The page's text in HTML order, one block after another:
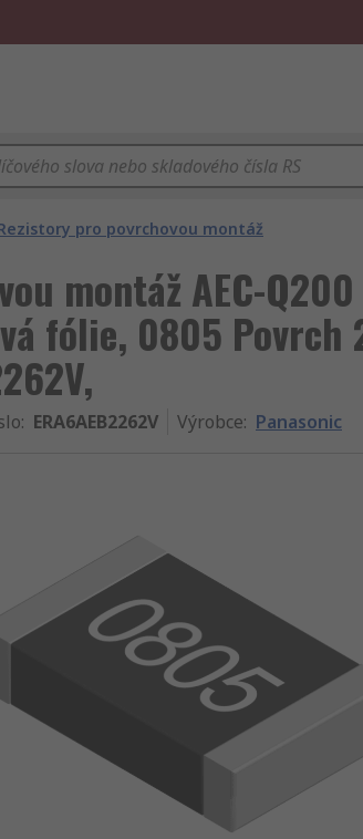
pro povrchovou montáž
montáž AEC-
fólie, 0805 Povrch
: ERA6AEB2262V Výrobce: Panasonic